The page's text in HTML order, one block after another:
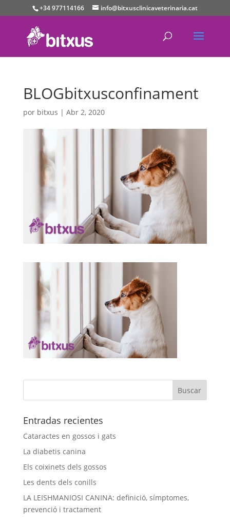
+34 977114166 info@bitxusclinicaveterinaria.cat
BLOGbitxusconfinament
por bitxus | Abr 2, 2020
Entradas recientes
Cataractes en gossos i gats
La diabetis canina
Els coixinets dels gossos
Les dents dels conills
LA LEISHMANIOSI CANINA: definició, símptomes,
prevenció i tractament